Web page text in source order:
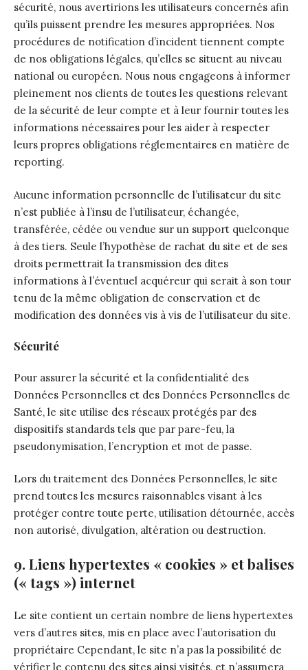
sécurité, nous avertirions les utilisateurs concernés afin
qu’ils puissent prendre les mesures appropriées. Nos
procédures de notification d’incident tiennent compte
de nos obligations légales, qu’elles se situent au niveau
national ou européen. Nous nous engageons à informer
pleinement nos clients de toutes les questions relevant
de la sécurité de leur compte et à leur fournir toutes les
informations nécessaires pour les aider à respecter
leurs propres obligations réglementaires en matière de
reporting.
Aucune information personnelle de l’utilisateur du site
n’est publiée à l’insu de l’utilisateur, échangée,
transférée, cédée ou vendue sur un support quelconque
à des tiers. Seule l’hypothèse de rachat du site et de ses
droits permettrait la transmission des dites
informations à l’éventuel acquéreur qui serait à son tour
tenu de la même obligation de conservation et de
modification des données vis à vis de l’utilisateur du site.
Sécurité
Pour assurer la sécurité et la confidentialité des
Données Personnelles et des Données Personnelles de
Santé, le site utilise des réseaux protégés par des
dispositifs standards tels que par pare-feu, la
pseudonymisation, l’encryption et mot de passe.
Lors du traitement des Données Personnelles, le site
prend toutes les mesures raisonnables visant à les
protéger contre toute perte, utilisation détournée, accès
non autorisé, divulgation, altération ou destruction.
9. Liens hypertextes « cookies » et balises
(« tags ») internet
Le site contient un certain nombre de liens hypertextes
vers d’autres sites, mis en place avec l’autorisation du
propriétaire Cependant, le site n’a pas la possibilité de
vérifier le contenu des sites ainsi visités, et n’assumera